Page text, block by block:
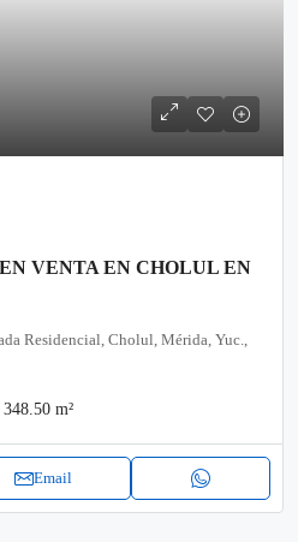
VENTA EN CHOLUL EN
Residencial, Cholul, Mérida, Yuc.,
348.50 m²
Email